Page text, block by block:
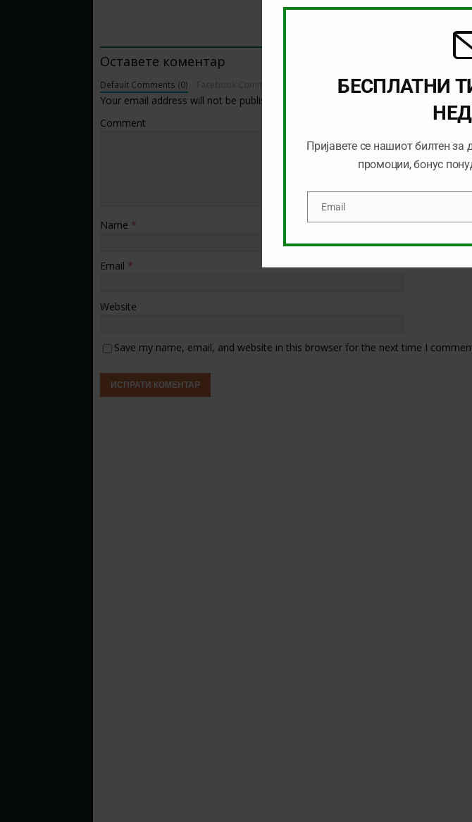
Оставете коментар
Default Comments (0)
Your email address will not be published.
Comment
Name *
Email *
Website
Save my name, email, and website in this browser for the next time I
БЕСПЛАТНИ
Пријавете се нашиот билтен
промоции, бонус
EmailEmail